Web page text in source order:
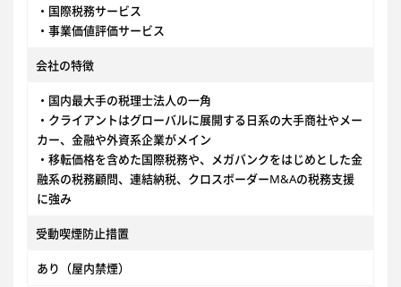
・国際税務サービス
・事業価値評価サービス
会社の特徴
・国内最大手の税理士法人の一角
・クライアントはグローバルに展開する日系の大手商社やメー
カー、金融や外資系企業がメイン
・移転価格を含めた国際税務や、メガバンクをはじめとした金
融系の税務顧問、連結納税、クロスボーダーM&Aの税務支援
に強み
受動喫煙防止措置
あり（屋内禁煙）